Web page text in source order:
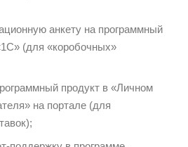
анкету на программный
(для «коробочных»
продукт в «Личном
на портале (для